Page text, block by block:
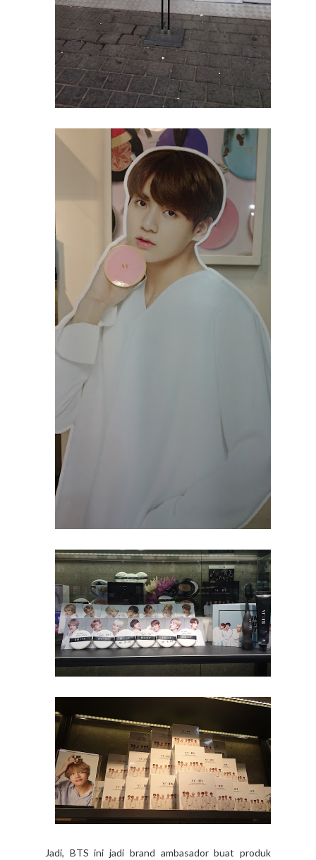
Jadi, BTS ini jadi brand ambasador buat produk